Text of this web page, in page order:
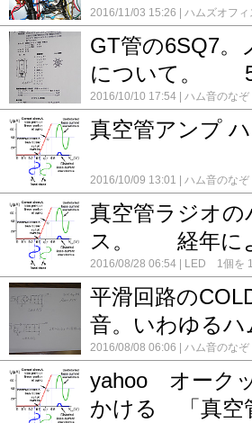
式ラジオ)
クライスラーのキ
アンプ AMP MINI (6AB8)
ハ
波受信機キット 0-V-1
ハム音の
ーナー FM-102 TRIO
メンテ
ンテナンス HR-10B Heath kit
スラー
メンテナンス TRIO
メンテナンス TRIO AF-
TRIO AF-20 3号機
メンテナ
ス テレビアン 6S-350
メン
松下（ナショナル) RE-860 2号
バンドラジオ RE-830
メンテ
ーナー PIONEER TX-40
メ
ラジオ 音響 2号機
メンテ
オ 音響
メンテナンス 真
3号機
メンテナンス 真空管
ナル) RE-760
メンテナ
松下（ナショナル) RE-760 2
FMチューナー TRIO FM-30
ューナFU-1000
メンテナンス
ョナル ES-901
メンテナンス
テナンス 真空管ラジオ UM-680
30
メンテナンス 真空管ラジ
真空管ラジオ FM-11
メンテ
FM/SW/AM 日立 3バンド
メ
555 改造
Felip 5球ST管 スーパ
ハムズオフィ
ト 0-V-1
ハム音のなぞ 録録 ★
2016/11/03 15:26
ハムズオフ
キット 0-V-1
ハム音のなぞ
フ
FM/AM ラジオキット
フォア
ラジオ キット
メンテナンス
メンテナンス HEATHKIT GR-
Heath kit
メンテナンス S-106
メンテナンス
ス TRIO AF-20 2号機
メンテ
ンテナンス YAMAHA チュー
八欧電機 Lー65 AM/SW/FM
バンドラジオ AF-252
メンテ
ジオ RM-306F
メンテナン
860
メンテナンス 松下（ナシ
ンテナンス 真空管 3バンドラ
ス 真空管 FM/AM チューナー
ナンス 真空管 FM/AM ラジ
ス 真空管 FM/AM ラジオ
FM/AM ラジオ 音響 3号機
FM/AMラジオ 松下（ナショ
ンス 真空管 FM/AMラジオ
2号機
メンテナンス 真空管
メンテナンス 真空管FMチュ
真空管FMチューナー ナショナ
真空管ラジオ UA-625
メンテ
メンテナンス 真空管ラジオ ナ
GT管の6SQ7。
について。 5
2016/10/10 17:54 ハム音のなぞ
スーパー 16号機
コメント(0)
真空管アンプ ハ
2016/10/09 13:01 ハム音のなぞ
録 ★
コメント(0)
真空管ラジオの
ス。 経年に
2016/08/28 06:54
LED 1個
パイロットランプの置き換え案
まとめ
真空管ラジオ GT管
ラジオ ST管 中波＆短波 5球
コメント(0)
平滑回路の
音。いわゆるハ
2016/08/08 06:06 ハム音のなぞ
yahoo オーク
かける 「真空